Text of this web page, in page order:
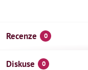
Recenze 0
Diskuse 0